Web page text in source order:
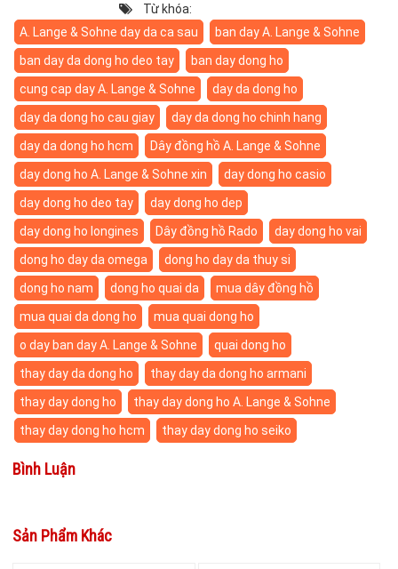
Từ khóa:
A. Lange & Sohne day da ca sau
ban day A. Lange & Sohne
ban day da dong ho deo tay
ban day dong ho
cung cap day A. Lange & Sohne
day da dong ho
day da dong ho cau giay
day da dong ho chinh hang
day da dong ho hcm
Dây đồng hồ A. Lange & Sohne
day dong ho A. Lange & Sohne xin
day dong ho casio
day dong ho deo tay
day dong ho dep
day dong ho longines
Dây đồng hồ Rado
day dong ho vai
dong ho day da omega
dong ho day da thuy si
dong ho nam
dong ho quai da
mua dây đồng hồ
mua quai da dong ho
mua quai dong ho
o day ban day A. Lange & Sohne
quai dong ho
thay day da dong ho
thay day da dong ho armani
thay day dong ho
thay day dong ho A. Lange & Sohne
thay day dong ho hcm
thay day dong ho seiko
Bình Luận
Sản Phẩm Khác